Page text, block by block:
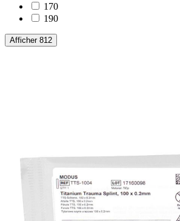
170
190
Afficher 812